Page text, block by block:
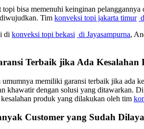
topi bisa memenuhi keinginan
Tim konveksi topi jakarta timur
di konveksi topi bekasi di Jayasampurna,
Terbaik jika Ada Kesalahan
memiliki garansi terbaik jika ada
khawatir dengan solusi yang ditawarkan. Di
produk yang dilakukan oleh tim
Customer yang Sudah